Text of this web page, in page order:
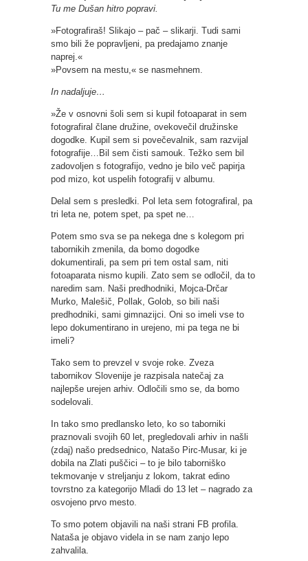
Tu me Dušan hitro popravi.
»Fotografiraš! Slikajo – pač – slikarji. Tudi sami
smo bili že popravljeni, pa predajamo znanje
naprej.«
»Povsem na mestu,« se nasmehnem.
In nadaljuje…
»Že v osnovni šoli sem si kupil fotoaparat in sem
fotografiral člane družine, ovekovečil družinske
dogodke. Kupil sem si povečevalnik, sam razvijal
fotografije…Bil sem čisti samouk. Težko sem bil
zadovoljen s fotografijo, vedno je bilo več papirja
pod mizo, kot uspelih fotografij v albumu.
Delal sem s presledki. Pol leta sem fotografiral, pa
tri leta ne, potem spet, pa spet ne…
Potem smo sva se pa nekega dne s kolegom pri
tabornikih zmenila, da bomo dogodke
dokumentirali, pa sem pri tem ostal sam, niti
fotoaparata nismo kupili. Zato sem se odločil, da to
naredim sam. Naši predhodniki, Mojca-Drčar
Murko, Malešič, Pollak, Golob, so bili naši
predhodniki, sami gimnazijci. Oni so imeli vse to
lepo dokumentirano in urejeno, mi pa tega ne bi
imeli?
Tako sem to prevzel v svoje roke. Zveza
tabornikov Slovenije je razpisala natečaj za
najlepše urejen arhiv. Odločili smo se, da bomo
sodelovali.
In tako smo predlansko leto, ko so taborniki
praznovali svojih 60 let, pregledovali arhiv in našli
(zdaj) našo predsednico, Natašo Pirc-Musar, ki je
dobila na Zlati puščici – to je bilo taborniško
tekmovanje v streljanju z lokom, takrat edino
tovrstno za kategorijo Mladi do 13 let – nagrado za
osvojeno prvo mesto.
To smo potem objavili na naši strani FB profila.
Nataša je objavo videla in se nam zanjo lepo
zahvalila.